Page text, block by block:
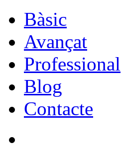
Bàsic
Avançat
Professional
Blog
Contacte